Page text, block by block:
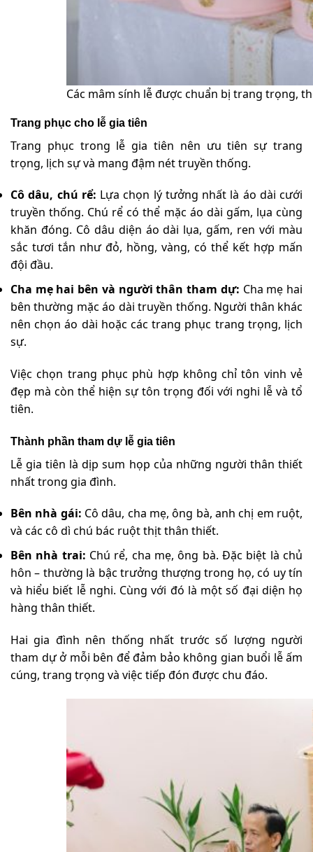
Các mâm sính lễ được chuẩn bị trang trọng,
Trang phục cho lễ gia tiên
Trang phục trong lễ gia tiên nên ưu tiên sự trang
trọng, lịch sự và mang đậm nét truyền thống.
Cô dâu, chú rể: Lựa chọn lý tưởng nhất là áo dài cưới
truyền thống. Chú rể có thể mặc áo dài gấm, lụa cùng
khăn đóng. Cô dâu diện áo dài lụa, gấm, ren với màu
sắc tươi tắn như đỏ, hồng, vàng, có thể kết hợp mấn
đội đầu.
Cha mẹ hai bên và người thân tham dự: Cha mẹ hai
bên thường mặc áo dài truyền thống. Người thân khác
nên chọn áo dài hoặc các trang phục trang trọng, lịch
sự.
Việc chọn trang phục phù hợp không chỉ tôn vinh vẻ
đẹp mà còn thể hiện sự tôn trọng đối với nghi lễ và tổ
tiên.
Thành phần tham dự lễ gia tiên
Lễ gia tiên là dịp sum họp của những người thân thiết
nhất trong gia đình.
Bên nhà gái: Cô dâu, cha mẹ, ông bà, anh chị em ruột,
và các cô dì chú bác ruột thịt thân thiết.
Bên nhà trai: Chú rể, cha mẹ, ông bà. Đặc biệt là chủ
hôn – thường là bậc trưởng thượng trong họ, có uy tín
và hiểu biết lễ nghi. Cùng với đó là một số đại diện họ
hàng thân thiết.
Hai gia đình nên thống nhất trước số lượng người
tham dự ở mỗi bên để đảm bảo không gian buổi lễ ấm
cúng, trang trọng và việc tiếp đón được chu đáo.